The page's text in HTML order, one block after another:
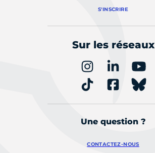
S'INSCRIRE
Sur les réseaux
Une question ?
CONTACTEZ-NOUS